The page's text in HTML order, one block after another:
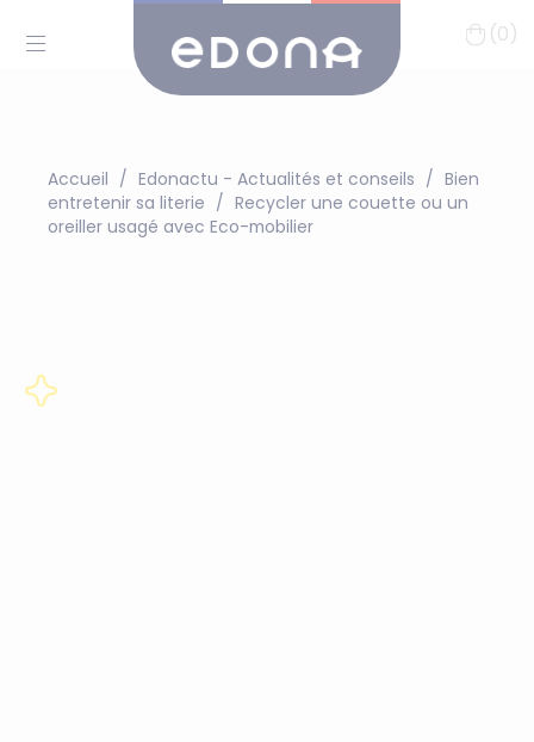
(0)
Accueil Edonactu - Actualités et conseils
Bien
entretenir sa literie
Recycler une couette ou un
oreiller usagé avec Eco-mobilier